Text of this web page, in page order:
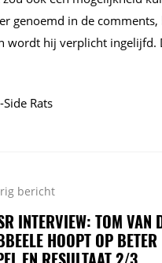
genoemd in de
wordt hij verplicht ingelijfd.
Side Rats
bericht
INTERVIEW: TOM VAN
HOOPT OP BETER